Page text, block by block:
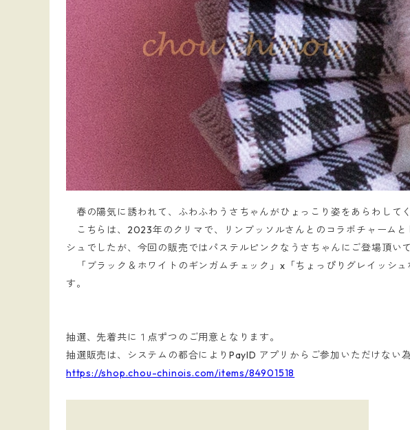
春の陽気に誘われて、ふわふわうさちゃんがひょっこり姿をあらわしてく
こちらは、2023年のクリマで、リンブッソルさんとのコラボチャーム
シュでしたが、今回の販売ではパステルピンクなうさちゃんにご登場頂い
「ブラック＆ホワイトのギンガムチェック」x「ちょっぴりグレイッシ
す。
抽選、先着共に１点ずつのご用意となります。
抽選販売は、システムの都合によりPayID アプリからご参加いただけない
https://shop.chou-chinois.com/items/84901518